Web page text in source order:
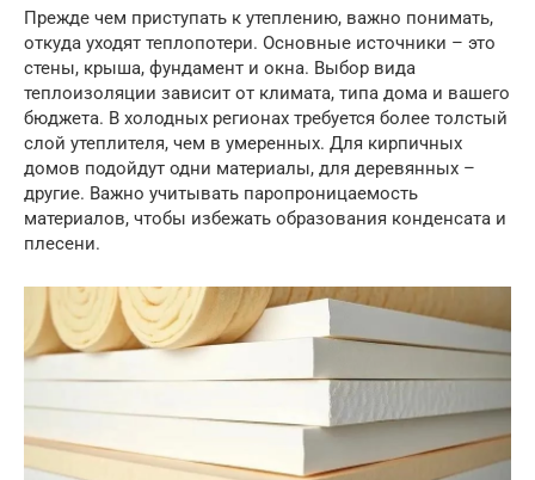
Прежде чем приступать к утеплению, важно понимать,
откуда уходят теплопотери. Основные источники – это
стены, крыша, фундамент и окна. Выбор вида
теплоизоляции зависит от климата, типа дома и вашего
бюджета. В холодных регионах требуется более толстый
слой утеплителя, чем в умеренных. Для кирпичных
домов подойдут одни материалы, для деревянных –
другие. Важно учитывать паропроницаемость
материалов, чтобы избежать образования конденсата и
плесени.